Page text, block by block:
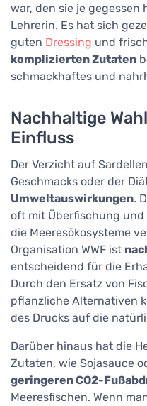
war, den sie je gegessen
Lehrerin. Es hat sich
guten Dressing und
komplizierten Zutaten
schmackhaftes und
Nachhaltige
Einfluss
Der Verzicht auf
Geschmacks oder der
Umweltauswirkungen.
oft mit Überfischung
die Meeresökosysteme
Organisation WWF ist
entscheidend für die
Durch den Ersatz von
pflanzliche Alternativen
des Drucks auf die
Darüber hinaus hat die
Zutaten, wie Sojasauce
geringeren CO2-
Meeresfischen. Wenn